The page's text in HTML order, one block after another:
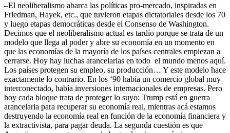
–El neoliberalismo abarca las políticas pro-mercado, inspiradas en
Friedman, Hayek, etc., que tuvieron etapas dictatoriales desde los 70
y luego etapas democráticas desde el Consenso de Washington.
Decimos que el neoliberalismo actual es tardío porque se trata de un
modelo que llega al poder y abre su economía en un momento en
que las economías de la mayoría de los países centrales empiezan a
cerrarse. Hoy hay luchas arancelarias en todo el mundo menos aquí.
Los países protegen su empleo, su producción… Y este modelo hace
exactamente lo contrario. En los ‘90 había un comercio global muy
interconectado, había inversiones internacionales de empresas. Pero
hoy cada bloque trata de proteger lo suyo: Trump está en guerra
arancelaria para recuperar su economía real, mientras acá estamos
destruyendo la economía real en función de la economía financiera y
la extractivista, para pagar deuda. La segunda cuestión es que